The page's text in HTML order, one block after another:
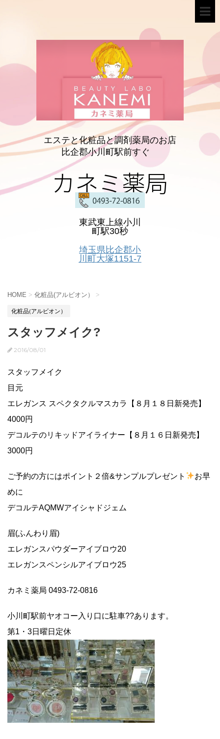
エステと化粧品と調剤薬局のお店
比企郡小川町駅前すぐ
カネミ薬局
東武東上線小川
町駅30秒
埼玉県比企郡小
川町大塚1151-7
HOME > 化粧品(アルビオン） >
化粧品(アルビオン）
スタッフメイク?
2016/08/01
スタッフメイク
目元
エレガンス スペクタクルマスカラ【８月１８日新発売】
4000円
デコルテのリキッドアイライナー【８月１６日新発売】
3000円
ご予約の方にはポイント２倍&サンプルプレゼント
お早
めに
デコルテAQMWアイシャドジェム
眉(ふんわり眉)
エレガンスパウダーアイブロウ20
エレガンスペンシルアイブロウ25
カネミ薬局 0493-72-0816
小川町駅前ヤオコー入り口に駐車??あります。
第1・3日曜日定休